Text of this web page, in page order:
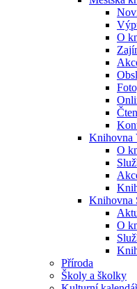
O
Knihovna
O
Knihovna
O
Příroda
Školy a školky